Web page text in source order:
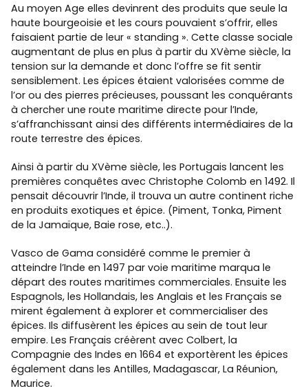
Au moyen Age elles devinrent des produits que seule la
haute bourgeoisie et les cours pouvaient s’offrir, elles
faisaient partie de leur « standing ». Cette classe sociale
augmentant de plus en plus à partir du XVème siècle, la
tension sur la demande et donc l’offre se fit sentir
sensiblement. Les épices étaient valorisées comme de
l’or ou des pierres précieuses, poussant les conquérants
à chercher une route maritime directe pour l’Inde,
s’affranchissant ainsi des différents intermédiaires de la
route terrestre des épices.
Ainsi à partir du XVème siècle, les Portugais lancent les
premières conquêtes avec Christophe Colomb en 1492. Il
pensait découvrir l’Inde, il trouva un autre continent riche
en produits exotiques et épice. (Piment, Tonka, Piment
de la Jamaïque, Baie rose, etc..).
Vasco de Gama considéré comme le premier à
atteindre l’Inde en 1497 par voie maritime marqua le
départ des routes maritimes commerciales. Ensuite les
Espagnols, les Hollandais, les Anglais et les Français se
mirent également à explorer et commercialiser des
épices. Ils diffusèrent les épices au sein de tout leur
empire. Les Français créèrent avec Colbert, la
Compagnie des Indes en 1664 et exportèrent les épices
également dans les Antilles, Madagascar, La Réunion,
Maurice.